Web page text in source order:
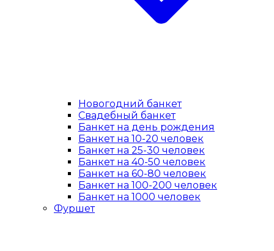
Новогодний банкет
Свадебный банкет
Банкет на день рождения
Банкет на 10-20 человек
Банкет на 25-30 человек
Банкет на 40-50 человек
Банкет на 60-80 человек
Банкет на 100-200 человек
Банкет на 1000 человек
Фуршет